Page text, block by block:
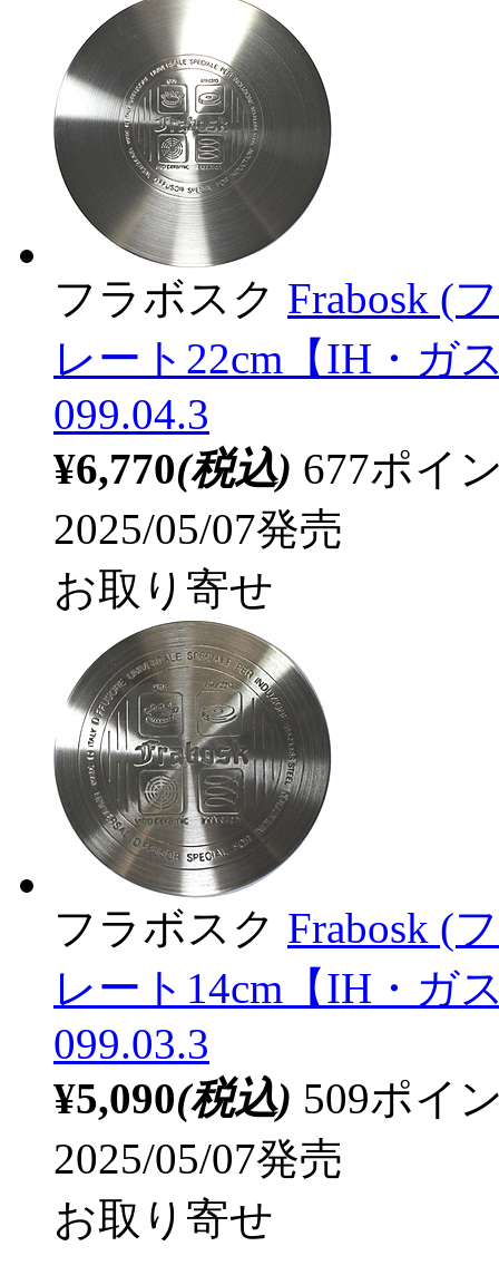
フラボスク Frabosk (
レート22cm【IH・ガ
099.04.3
¥6,770(税込) 677ポイ
2025/05/07発売
お取り寄せ
フラボスク Frabosk (
レート14cm【IH・ガ
099.03.3
¥5,090(税込) 509ポイ
2025/05/07発売
お取り寄せ